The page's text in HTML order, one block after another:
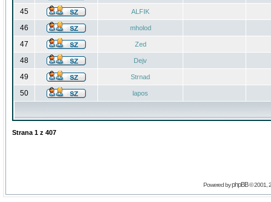
45 ALFIK
46 mholod
47 Zed
48 Dejv
49 Strnad
50 lapos
Strana 1 z 407
Powered byphpBB© 2001,